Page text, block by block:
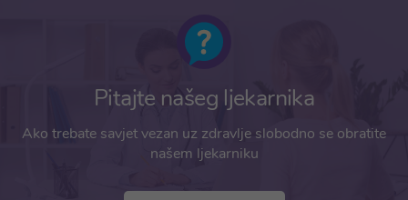
Pitajte našeg ljekarnika
Ako trebate savjet vezan uz zdravlje slobodno se obratite
našem ljekarniku